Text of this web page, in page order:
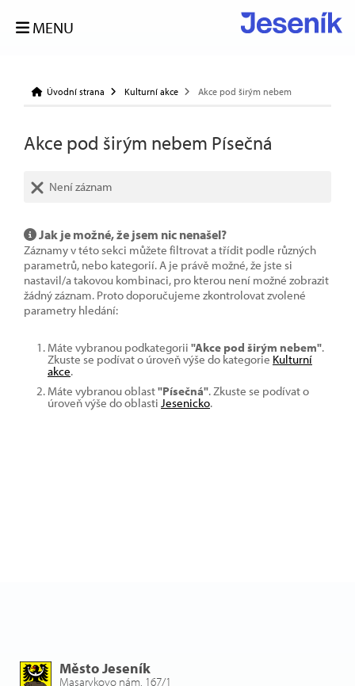
MENU
Úvodní strana Kulturní akce Akce pod širým nebem
Akce pod širým nebem Písečná
Není záznam
Jak je možné, že jsem nic nenašel?
Záznamy v této sekci můžete filtrovat a třídit podle různých
parametrů, nebo kategorií. A je právě možné, že jste si
nastavil/a takovou kombinaci, pro kterou není možné zobrazit
žádný záznam. Proto doporučujeme zkontrolovat zvolené
parametry hledání:
Máte vybranou podkategorii "Akce pod širým nebem".
Zkuste se podívat o úroveň výše do kategorie Kulturní
akce.
Máte vybranou oblast"Písečná". Zkuste se podívat o
úroveň výše do oblasti Jesenicko.
Město Jeseník
Masarykovo nám. 167/1